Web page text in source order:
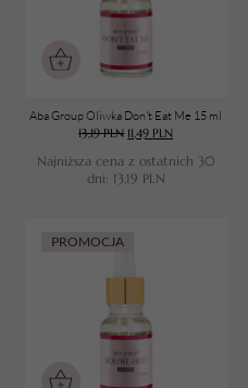
Aba Group Oliwka Don't Eat Me 15 ml
13,19PLN 11,49 PLN
Najniższa cena z ostatnich 30
dni: 13,19 PLN
PROMOCJA